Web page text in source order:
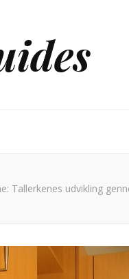
Tallerkenes udvikling